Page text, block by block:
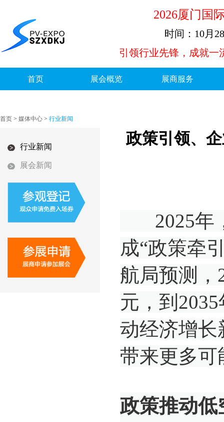
2026厦门国
时间：10月
引领行业先锋，成就一
首页 展会概览 展商服务
首页 > 媒体中心 > 行业新闻
行业新闻
展会新闻
政策引领、
2025年，
成“政策牵
航局预测，
元，到
动经济增长
带来更多可
政策推动低